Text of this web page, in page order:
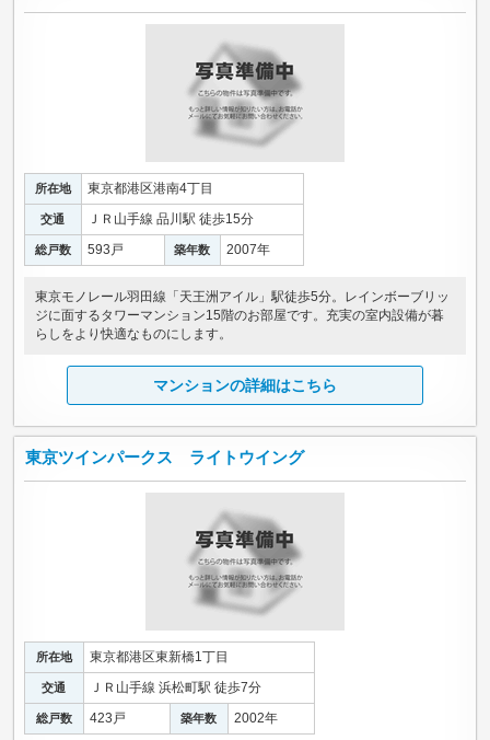
所在地 東京都港区港南4丁目
交通 ＪＲ山手線 品川駅 徒歩15分
総戸数 593戸 築年数 2007年
東京モノレール羽田線「天王洲アイル」駅徒歩5分。レインボーブリッ
ジに面するタワーマンション15階のお部屋です。充実の室内設備が暮
らしをより快適なものにします。
マンションの詳細はこちら
東京ツインパークス ライトウイング
所在地 東京都港区東新橋1丁目
交通 ＪＲ山手線 浜松町駅 徒歩7分
総戸数 423戸 築年数 2002年